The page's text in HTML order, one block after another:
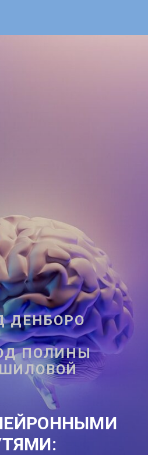
ДЕНБОРО
ПОЛИНЫ